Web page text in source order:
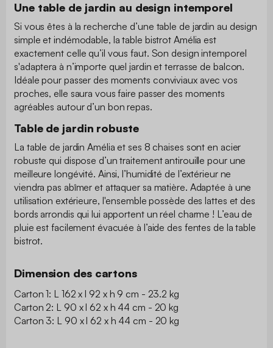
Une table de jardin au design intemporel
Si vous êtes à la recherche d’une table de jardin au design
simple et indémodable, la table bistrot Amélia est
exactement celle qu’il vous faut. Son design intemporel
s'adaptera à n’importe quel jardin et terrasse de balcon.
Idéale pour passer des moments conviviaux avec vos
proches, elle saura vous faire passer des moments
agréables autour d’un bon repas.
Table de jardin robuste
La table de jardin Amélia et ses 8 chaises sont en acier
robuste qui dispose d’un traitement antirouille pour une
meilleure longévité. Ainsi, l’humidité de l’extérieur ne
viendra pas abîmer et attaquer sa matière. Adaptée à une
utilisation extérieure, l'ensemble possède des lattes et des
bords arrondis qui lui apportent un réel charme ! L’eau de
pluie est facilement évacuée à l’aide des fentes de la table
bistrot.
Dimension des cartons
Carton 1: L 162 x l 92 x h 9 cm - 23.2 kg
Carton 2: L 90 x l 62 x h 44 cm - 20 kg
Carton 3: L 90 x l 62 x h 44 cm - 20 kg